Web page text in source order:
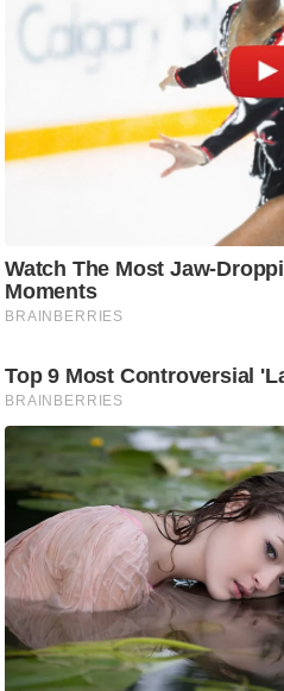
e
a
n
g
w
s
ला
फ
स्टा
ल
टे
क्नॉ
लॉ
जी
ब्यू
टी